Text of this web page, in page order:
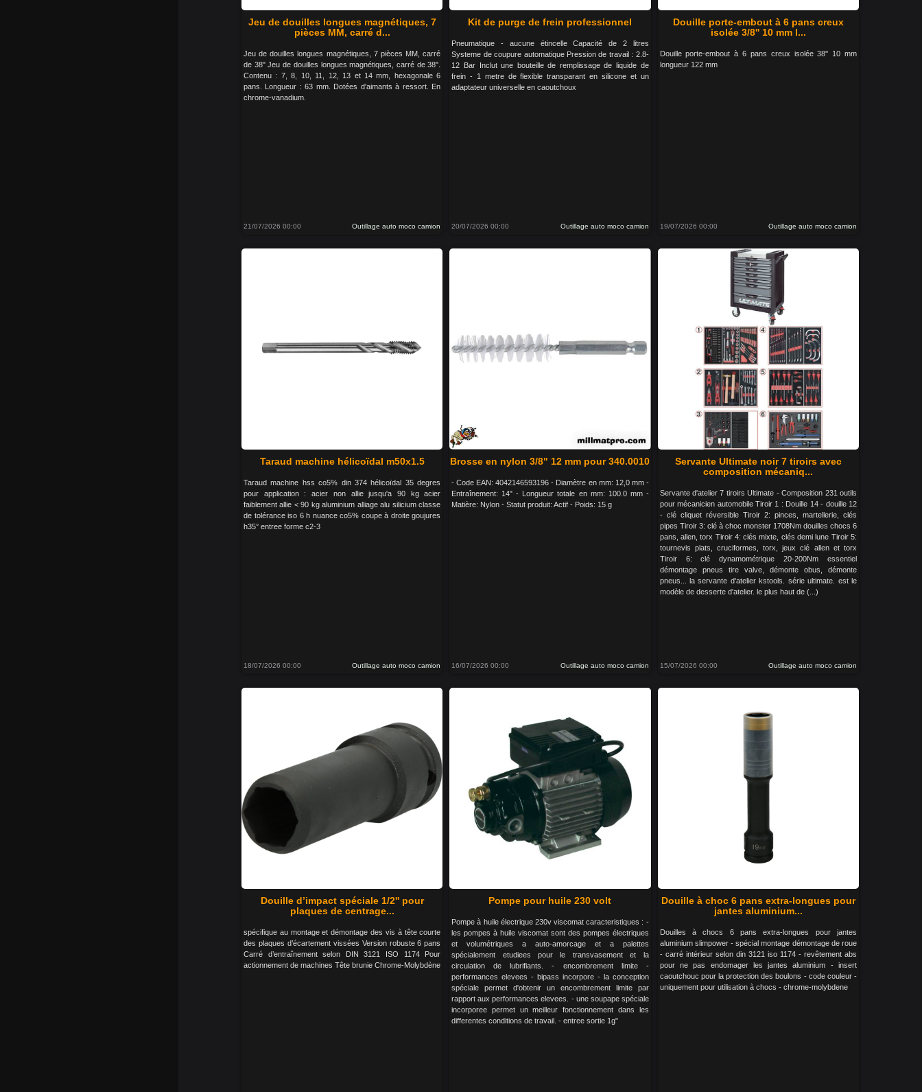
Jeu de douilles longues magnétiques, 7
pièces MM, carré d...
Jeu de douilles longues magnétiques, 7 pièces MM, carré
de 38" Jeu de douilles longues magnétiques, carré de 38".
Contenu : 7, 8, 10, 11, 12, 13 et 14 mm, hexagonale 6
pans. Longueur : 63 mm. Dotées d'aimants à ressort. En
chrome-vanadium.
21/07/2026 00:00 Outillage auto moco camion
Kit de purge de frein professionnel
Pneumatique - aucune étincelle Capacité de 2 litres
Systeme de coupure automatique Pression de travail : 2.8-
12 Bar Inclut une bouteille de remplissage de liquide de
frein - 1 metre de flexible transparant en silicone et un
adaptateur universelle en caoutchoux
20/07/2026 00:00 Outillage auto moco camion
Douille porte-embout à 6 pans creux
isolée 3/8'' 10 mm l...
Douille porte-embout à 6 pans creux isolée 38'' 10 mm
longueur 122 mm
19/07/2026 00:00 Outillage auto moco camion
Taraud machine hélicoïdal m50x1.5
Taraud machine hss co5% din 374 hélicoïdal 35 degres
pour application : acier non allie jusqu'a 90 kg acier
faiblement allie < 90 kg aluminium alliage alu silicium classe
de tolérance iso 6 h nuance co5% coupe à droite goujures
h35° entree forme c2-3
18/07/2026 00:00 Outillage auto moco camion
Brosse en nylon 3/8" 12 mm pour 340.0010
- Code EAN: 4042146593196 - Diamètre en mm: 12,0 mm -
Entraînement: 14" - Longueur totale en mm: 100.0 mm -
Matière: Nylon - Statut produit: Actif - Poids: 15 g
16/07/2026 00:00 Outillage auto moco camion
Servante Ultimate noir 7 tiroirs avec
composition mécaniq...
Servante d'atelier 7 tiroirs Ultimate - Composition 231 outils
pour mécanicien automobile Tiroir 1 : Douille 14 - douille 12
- clé cliquet réversible Tiroir 2: pinces, martellerie, clés
pipes Tiroir 3: clé à choc monster 1708Nm douilles chocs 6
pans, allen, torx Tiroir 4: clés mixte, clés demi lune Tiroir 5:
tournevis plats, cruciformes, torx, jeux clé allen et torx
Tiroir 6: clé dynamométrique 20-200Nm essentiel
démontage pneus tire valve, démonte obus, démonte
pneus... la servante d'atelier kstools. série ultimate. est le
modèle de desserte d'atelier. le plus haut de (...)
15/07/2026 00:00 Outillage auto moco camion
Douille d’impact spéciale 1/2'' pour
plaques de centrage...
spécifique au montage et démontage des vis à tête courte
des plaques d’écartement vissées Version robuste 6 pans
Carré d’entraînement selon DIN 3121 ISO 1174 Pour
actionnement de machines Tête brunie Chrome-Molybdène
Pompe pour huile 230 volt
Pompe à huile électrique 230v viscomat caracteristiques : -
les pompes à huile viscomat sont des pompes électriques
et volumétriques a auto-amorcage et a palettes
spécialement etudiees pour le transvasement et la
circulation de lubrifiants. - encombrement limite -
performances elevees - bipass incorpore - la conception
spéciale permet d'obtenir un encombrement limite par
rapport aux performances elevees. - une soupape spéciale
incorporee permet un meilleur fonctionnement dans les
differentes conditions de travail. - entree sortie 1g"
Douille à choc 6 pans extra-longues pour
jantes aluminium...
Douilles à chocs 6 pans extra-longues pour jantes
aluminium slimpower - spécial montage démontage de roue
- carré intérieur selon din 3121 iso 1174 - revêtement abs
pour ne pas endomager les jantes aluminium - insert
caoutchouc pour la protection des boulons - code couleur -
uniquement pour utilisation à chocs - chrome-molybdene